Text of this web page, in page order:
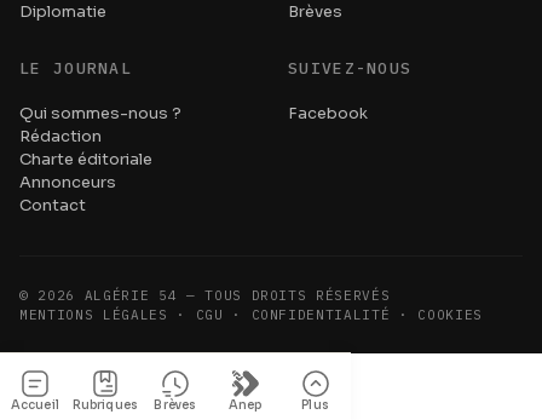
Diplomatie
Brèves
LE JOURNAL
Qui sommes-nous ?
Rédaction
Charte éditoriale
Annonceurs
Contact
SUIVEZ-NOUS
Facebook
© 2026
ALGÉRIE 54 — TOUS DROITS RÉSERVÉS
MENTIONS LÉGALES · CGU · CONFIDENTIALITÉ · COOKIES
Accueil Rubriques Brèves Anep Plus